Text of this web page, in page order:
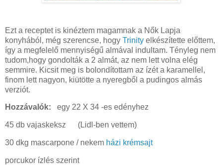
Ezt a receptet is kinéztem magamnak a Nők Lapja
konyhából, még szerencse, hogy Trinity elkészítette előttem,
így a megfelelő mennyiségű almával indultam. Tényleg nem
tudom,hogy gondolták a 2 almát, az nem lett volna elég
semmire. Kicsit meg is bolondítottam az ízét a karamellel,
finom lett nagyon, kiütötte a nyeregből a pudingos almás
verziót.
Hozzávalók: egy 22 X 34 -es edényhez
45 db vajaskeksz (Lidl-ben vettem)
30 dkg mascarpone / nekem házi krémsajt
porcukor ízlés szerint